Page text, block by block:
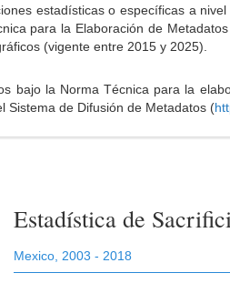
estadísticas o específicas a
para la Elaboración de
(vigente entre 2015 y 2025).
bajo la Norma Técnica para la
Sistema de Difusión de Metadatos (
Estadística de
Mexico 2003 - 2018